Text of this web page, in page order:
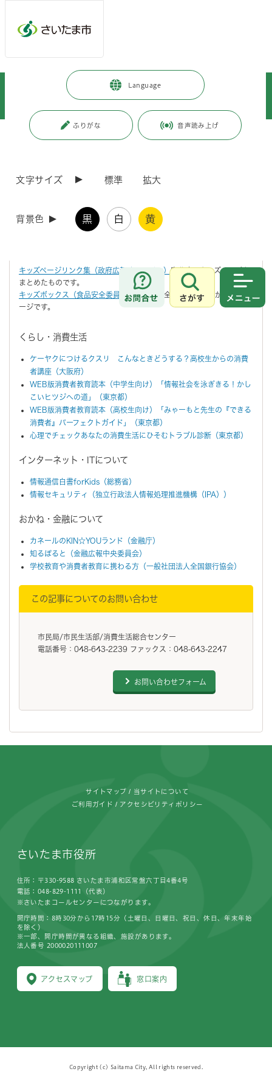
Language
ふりがな 音声読み上げ
文字サイズ 標準 拡大
背景色 黒 白 黄
お問合せ
さがす
暮らし・手続き > 住まい・暮らし・相談
> 消費者教育
更新日付：2026年4月13日 / ページ番号：C010089
消費者教育リンク集
キッズページリンク集（政府広報オンライン）官公庁のキッズページを
まとめたものです。
キッズボックス（食品安全委員会）食品の安全に関する勉強ができるペ
ージです。
くらし・消費生活
ケーヤクにつけるクスリ こんなときどうする？高校生からの消費
者講座（大阪府）
WEB版消費者教育読本（中学生向け）「情報社会を泳ぎきる！かし
こいヒツジへの道」（東京都）
WEB版消費者教育読本（高校生向け）「みゃーもと先生の『できる
消費者』パーフェクトガイド」（東京都）
心理でチェックあなたの消費生活にひそむトラブル診断（東京都）
インターネット・ITについて
情報通信白書forKids（総務省）
情報セキュリティ（独立行政法人情報処理推進機構（IPA））
おかね・金融について
カネールのKIN☆YOUランド（金融庁）
知るぽると（金融広報中央委員会）
学校教育や消費者教育に携わる方（一般社団法人全国銀行協会）
この記事についてのお問い合わせ
市民局/市民生活部/消費生活総合センター
電話番号：048-643-2239 ファックス：048-643-2247
お問い合わせフォーム
サイトマップ 当サイトについて
ご利用ガイド アクセシビリティポリシー
さいたま市役所
住所：〒330-9588 さいたま市浦和区常盤六丁目4番4号
電話：048-829-1111（代表）
※さいたまコールセンターにつながります。
アクセスマップ 窓口案内
開庁時間：8時30分から17時15分（土曜日、日曜日、祝日、休日、年末年始
を除く）
※一部、開庁時間が異なる組織、施設があります。
法人番号 2000020111007
Copyright (c) Saitama City, All rights reserved.